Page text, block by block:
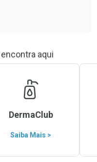
aqui
DermaClub
Saiba Mais >